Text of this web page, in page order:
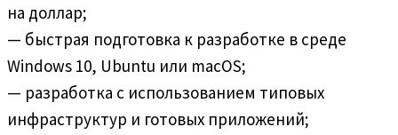
на доллар;
— быстрая подготовка к разработке в среде
Windows 10, Ubuntu или macOS;
— разработка с использованием типовых
инфраструктур и готовых приложений;